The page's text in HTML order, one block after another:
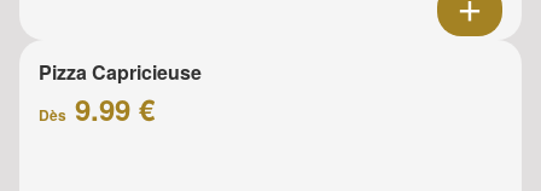
Pizza Capricieuse
Dès 9.99 €